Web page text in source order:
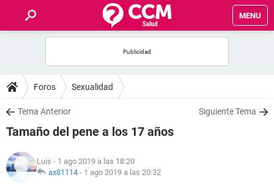
MENU
FOROS
SALUD
NUTRICIÓN
Foros Sexualidad
Tema Anterior Siguiente Tema
Tamaño del pene a los 17 años
Luis - 1 ago 2019 a las 18:20
ax81114 - 1 ago 2019 a las 20:32